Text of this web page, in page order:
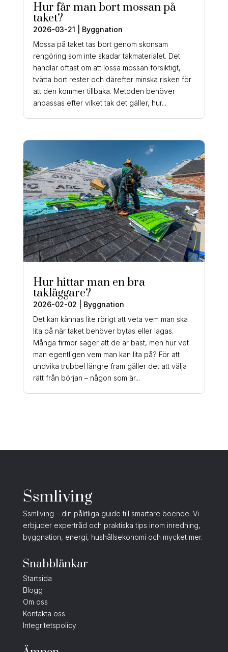
Hur får man bort mossan på
taket?
2026-03-21
Byggnation
Mossa på taket tas bort genom skonsam
rengöring som inte skadar takmaterialet. Det
handlar oftast om att lossa mossan försiktigt,
tvätta bort rester och därefter minska risken för
att den kommer tillbaka. Metoden behöver
anpassas efter vilket tak det gäller, hur...
Hur hittar man en bra
takläggare?
2026-02-02
Byggnation
Det kan kännas lite rörigt att veta vem man ska
lita på när taket behöver bytas eller lagas.
Många firmor säger att de är bäst, men hur vet
man egentligen vem man kan lita på? För att
undvika trubbel längre fram gäller det att välja
rätt från början – någon som är...
Ssmliving
Ssmliving – din pålitliga guide till smartare boende. Vi
erbjuder expertråd och praktiska tips inom inredning,
byggnation, energi, hushållsekonomi och mycket mer.
Snabblänkar
Startsida
Blogg
Om oss
Kontakta oss
Integritetspolicy